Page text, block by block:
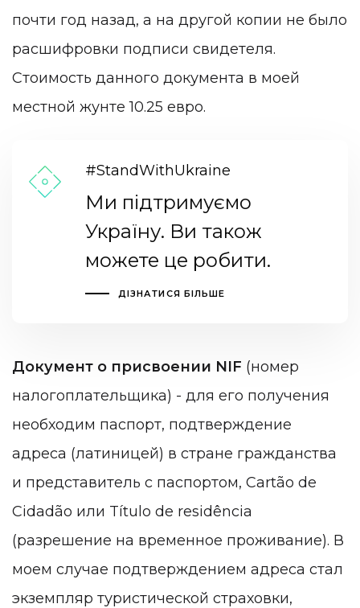
почти год назад, а на другой копии не было
расшифровки подписи свидетеля.
Стоимость данного документа в моей
местной жунте 10.25 евро.
#StandWithUkraine
Ми підтримуємо
Україну. Ви також
можете це робити.
ДІЗНАТИСЯ БІЛЬШЕ
Документ о присвоении NIF (номер
налогоплательщика) - для его получения
необходим паспорт, подтверждение
адреса (латиницей) в стране гражданства
и представитель с паспортом, Cartão de
Cidadão или Título de residência
(разрешение на временное проживание). В
моем случае подтверждением адреса стал
экземпляр туристической страховки,